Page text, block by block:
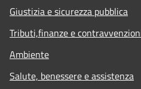
Giustizia e sicurezza pubblica
Tributi,finanze e
Ambiente
Salute, benessere e assistenza